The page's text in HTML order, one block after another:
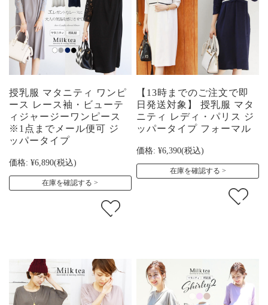
授乳服 マタニティ ワンピ
ース レース袖・ビューテ
ィジャージーワンピース
※1点までメール便可 ジ
ッパータイプ
価格: ¥6,890(税込)
在庫を確認する
【13時までのご注文で即
日発送対象】 授乳服 マタ
ニティ レディ・パリス ジ
ッパータイプ フォーマル
価格: ¥6,390(税込)
在庫を確認する